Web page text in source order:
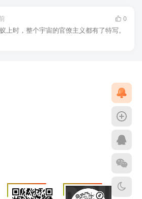
0
上时，整个宇宙的官僚主义都有了特写。